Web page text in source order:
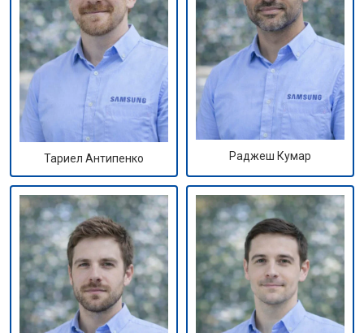
Тариел Антипенко Раджеш Кумар